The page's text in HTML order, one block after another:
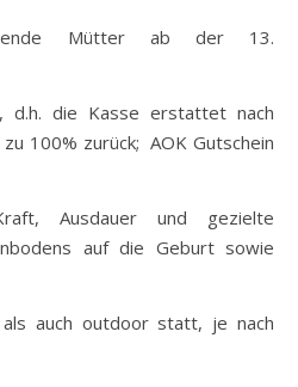
Mütter ab der 13.
d.h. die Kasse erstattet nach
100% zurück; AOK Gutschein
Ausdauer und gezielte
auf die Geburt sowie
auch outdoor statt, je nach